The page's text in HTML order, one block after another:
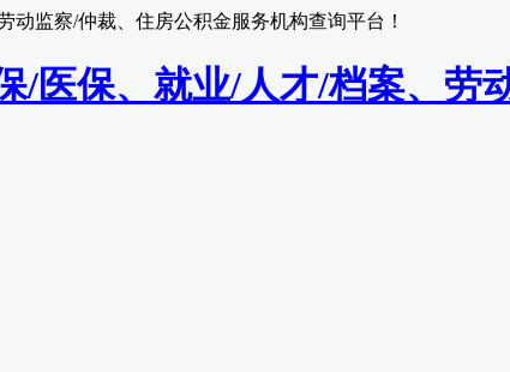
动监察/仲裁、住房公积金服务机构查询平台！
/医保、就业/人才/档案、